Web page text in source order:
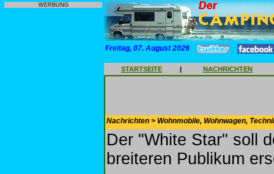
WERBUNG
Freitag, 07. August 2026
STARTSEITE | NACHRICHTEN
Nachrichten > Wohnmobile, Wohnwagen,
Der "White Star" soll
breiteren Publikum